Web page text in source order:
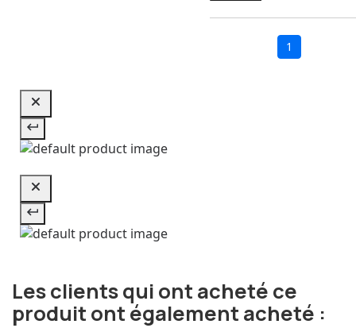
1
Les clients qui ont acheté ce
produit ont également acheté :